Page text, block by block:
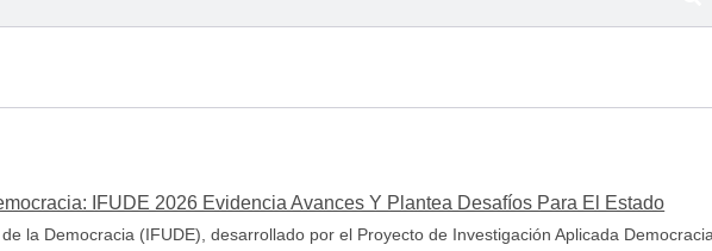
IFUDE 2026 Evidencia Avances Y Plantea Desafíos Para El Estado
la Democracia (IFUDE), desarrollado por el Proyecto de Investigación Aplicada